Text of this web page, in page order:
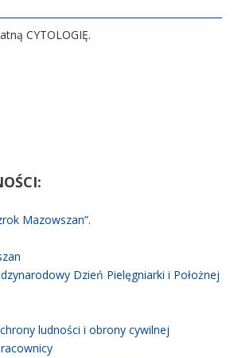
CYTOLOGIĘ.
Mazowszan”.
Dzień Pielęgniarki i Położnej
ludności i obrony cywilnej